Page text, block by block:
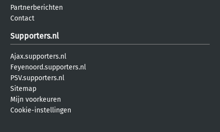
Partnerberichten
Contact
Supporters.nl
Ajax.supporters.nl
Feyenoord.supporters.nl
PSV.supporters.nl
Sitemap
Mijn voorkeuren
Cookie-instellingen